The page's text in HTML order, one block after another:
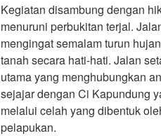
Kegiatan disambung dengan
menuruni perbukitan terjal.
mengingat semalam turun
tanah secara hati-hati. Jalan
utama yang menghubungkan
sejajar dengan Ci Kapundung
melalui celah yang dibentuk
pelapukan.